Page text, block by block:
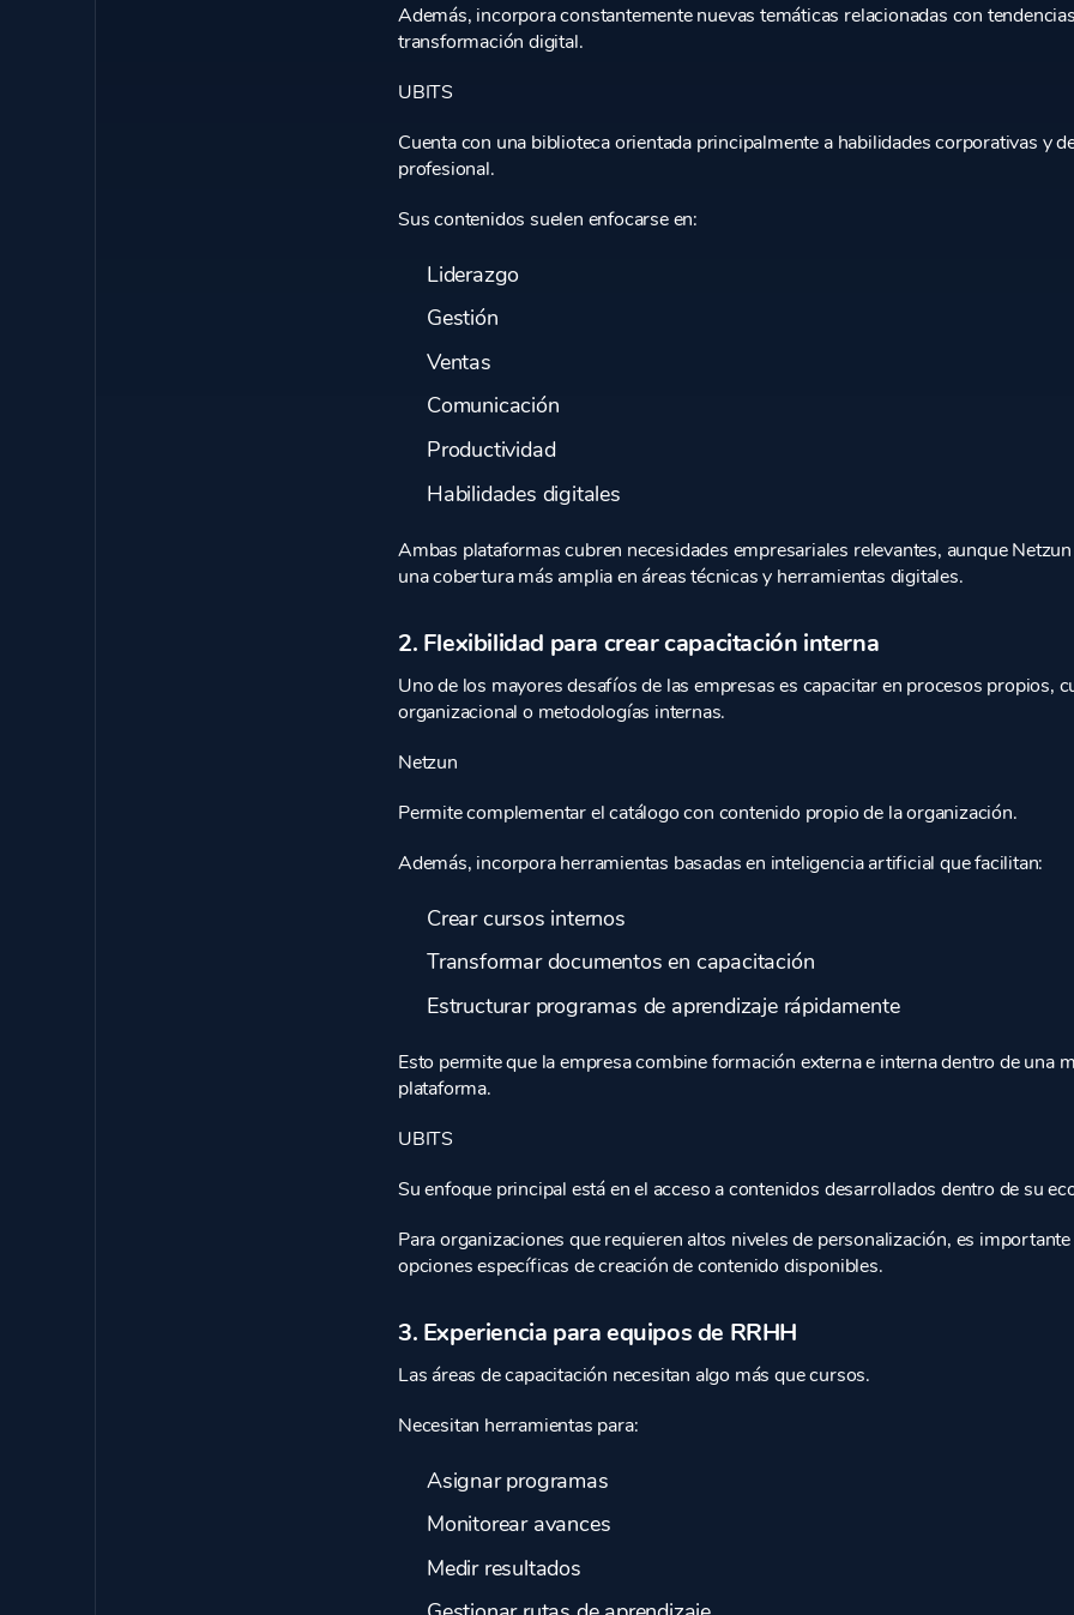
Además, incorpora constantemente nuevas temáticas relacionadas con
transformación digital.
UBITS
Cuenta con una biblioteca orientada principalmente a habilidades corporativas y
profesional.
Sus contenidos suelen enfocarse en:
Liderazgo
Gestión
Ventas
Comunicación
Productividad
Habilidades digitales
Ambas plataformas cubren necesidades empresariales relevantes, aunque
una cobertura más amplia en áreas técnicas y herramientas digitales.
2. Flexibilidad para crear capacitación interna
Uno de los mayores desafíos de las empresas es capacitar en procesos propios,
organizacional o metodologías internas.
Netzun
Permite complementar el catálogo con contenido propio de la organización.
Además, incorpora herramientas basadas en inteligencia artificial que facilitan:
Crear cursos internos
Transformar documentos en capacitación
Estructurar programas de aprendizaje rápidamente
Esto permite que la empresa combine formación externa e interna dentro de una
plataforma.
UBITS
Su enfoque principal está en el acceso a contenidos desarrollados dentro de su
Para organizaciones que requieren altos niveles de personalización, es
opciones específicas de creación de contenido disponibles.
3. Experiencia para equipos de RRHH
Las áreas de capacitación necesitan algo más que cursos.
Necesitan herramientas para:
Asignar programas
Monitorear avances
Medir resultados